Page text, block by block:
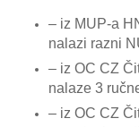
– iz MUP-a
nalazi razni
– iz OC CZ
nalaze 3
– iz OC CZ